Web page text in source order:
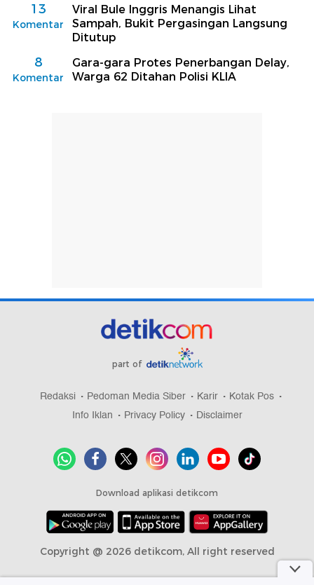
13
Komentar
Viral Bule Inggris Menangis Lihat
Sampah, Bukit Pergasingan Langsung
Ditutup
8
Komentar
Gara-gara Protes Penerbangan Delay,
Warga 62 Ditahan Polisi KLIA
part of
Redaksi Pedoman Media Siber Karir
Kotak Pos
Info Iklan
Privacy Policy Disclaimer
Download aplikasi detikcom
Copyright @ 2026 detikcom, All right reserved